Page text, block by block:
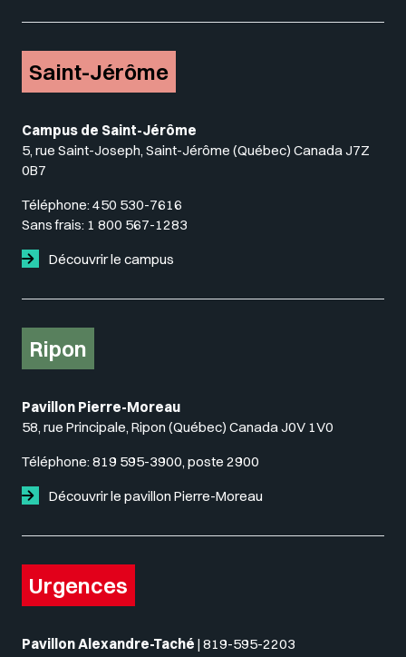
Saint-Jérôme
Campus de Saint-Jérôme
5, rue Saint-Joseph, Saint-Jérôme (Québec) Canada J7Z
0B7
Téléphone: 450 530-7616
Sans frais: 1 800 567-1283
Découvrir le campus
Ripon
Pavillon Pierre-Moreau
58, rue Principale, Ripon (Québec) Canada J0V 1V0
Téléphone: 819 595-3900, poste 2900
Découvrir le pavillon Pierre-Moreau
Urgences
Pavillon Alexandre-Taché | 819-595-2203